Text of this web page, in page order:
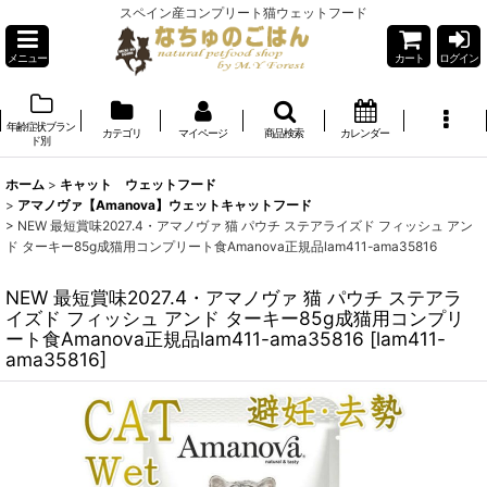
スペイン産コンプリート猫ウェットフード
メニュー カート ログイン
年齢症状ブラン
ド別
カテゴリ マイページ 商品検索 カレンダー
ホーム > キャット ウェットフード
> アマノヴァ【Amanova】ウェットキャットフード
> NEW 最短賞味2027.4・アマノヴァ 猫 パウチ ステアライズド フィッシュ アン
ド ターキー85g成猫用コンプリート食Amanova正規品lam411-ama35816
NEW 最短賞味2027.4・アマノヴァ 猫 パウチ ステアラ
イズド フィッシュ アンド ターキー85g成猫用コンプリ
ート食Amanova正規品lam411-ama35816 [lam411-
ama35816]